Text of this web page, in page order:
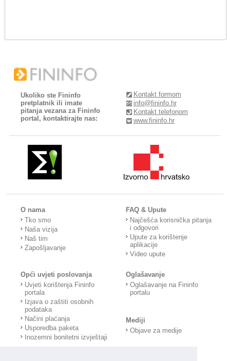
Ukoliko ste Fininfo
pretplatnik ili imate
pitanja vezana za Fininfo
portal, kontaktirajte nas:
Kontakt formom
info@fininfo.hr
Kontakt telefonom
www.fininfo.hr
O nama
Tko smo
Naša vizija
Naš tim
Zapošljavanje
FAQ & Upute
Najčešća korisnička pitanja
i odgovori
Upute za korištenje
aplikacije
Video upute
Opći uvjeti poslovanja
Uvjeti korištenja Fininfo
portala
Izjava o zaštiti osobnih
podataka
Načini plaćanja
Usporedba paketa
Inozemni bonitetni izvještaji
Oglašavanje
Oglašavanje na Fininfo
portalu
Mediji
Objave za medije